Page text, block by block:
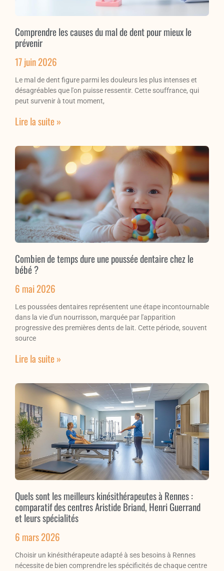
Comprendre les causes du mal de dent pour mieux le
prévenir
17 juin 2026
Le mal de dent figure parmi les douleurs les plus intenses et
désagréables que l'on puisse ressentir. Cette souffrance, qui
peut survenir à tout moment,
Lire la suite »
Combien de temps dure une poussée dentaire chez le
bébé ?
6 mai 2026
Les poussées dentaires représentent une étape incontournable
dans la vie d'un nourrisson, marquée par l'apparition
progressive des premières dents de lait. Cette période, souvent
source
Lire la suite »
Quels sont les meilleurs kinésithérapeutes à Rennes :
comparatif des centres Aristide Briand, Henri Guerrand
et leurs spécialités
6 mars 2026
Choisir un kinésithérapeute adapté à ses besoins à Rennes
nécessite de bien comprendre les spécificités de chaque centre